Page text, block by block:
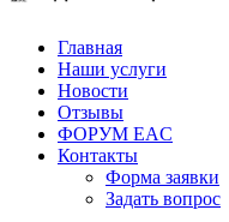
Главная
Наши услуги
Новости
Отзывы
ФОРУМ EAC
Контакты
Форма заявки
Задать вопрос